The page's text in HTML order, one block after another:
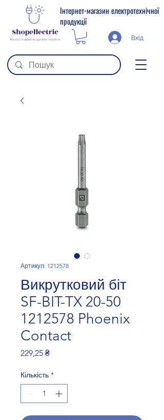
Інтернет-магазин електротехнічної
продукції
Вхід
Артикул: 1212578
Викрутковий біт
SF-BIT-TX 20-50
1212578 Phoenix
Contact
229,25 ₴Ціна
Кількість *